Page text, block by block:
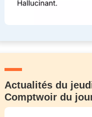
Actualités du
Comptwoir du